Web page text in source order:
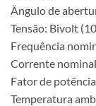
Ângulo de
Tensão: Bivolt
Frequência
Corrente
Fator de
Temperatura